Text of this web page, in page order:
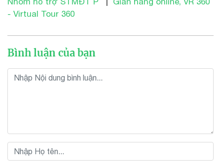
- Virtual Tour 360
Bình luận của bạn